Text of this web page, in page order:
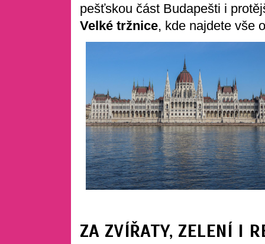
pešťskou část Budapešti i
Velké tržnice, kde najdete vše
ZA ZVÍŘATY, ZELENÍ I